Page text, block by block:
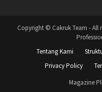
Copyright © Cakruk Team - All
Tentang Kami
Privacy Policy
Magazine